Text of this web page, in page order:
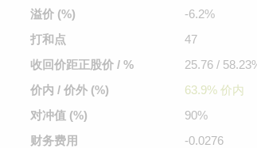
溢价 (%)
-6.2%
打和点
47
收回价距正股价 / %
25.76 /
价内 / 价外 (%)
63.9% 价内
对冲值 (%)
90%
财务费用
-0.0276